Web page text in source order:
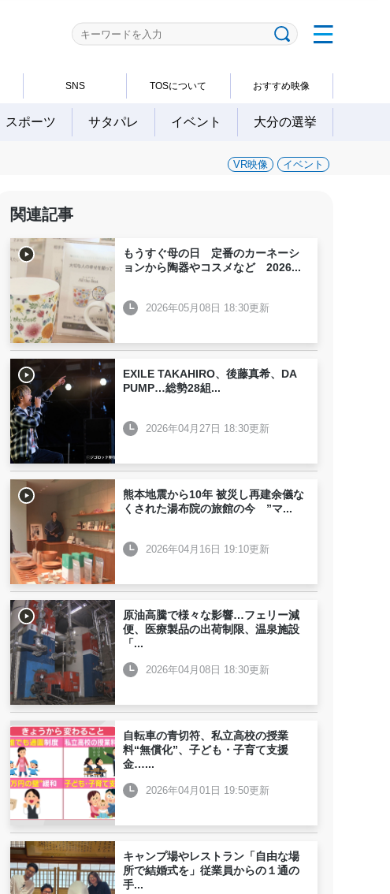
SNS TOSについて おすすめ映像
スポーツ サタパレ イベント 大分の選挙
VR映像 イベント
関連記事
もうすぐ母の日 定番のカーネーシ
ョンから陶器やコスメなど 2026...
2026年05月08日 18:30更新
EXILE TAKAHIRO、後藤真希、DA
PUMP…総勢28組 ...
2026年04月27日 18:30更新
熊本地震から10年 被災し再建余儀な
くされた湯布院の旅館の今 ”マ...
2026年04月16日 19:10更新
原油高騰で様々な影響…フェリー減
便、医療製品の出荷制限、温泉施設
「...
2026年04月08日 18:30更新
自転車の青切符、私立高校の授業
料“無償化”、子ども・子育て支援
金…...
2026年04月01日 19:50更新
キャンプ場やレストラン「自由な場
所で結婚式を」従業員からの１通の
手...